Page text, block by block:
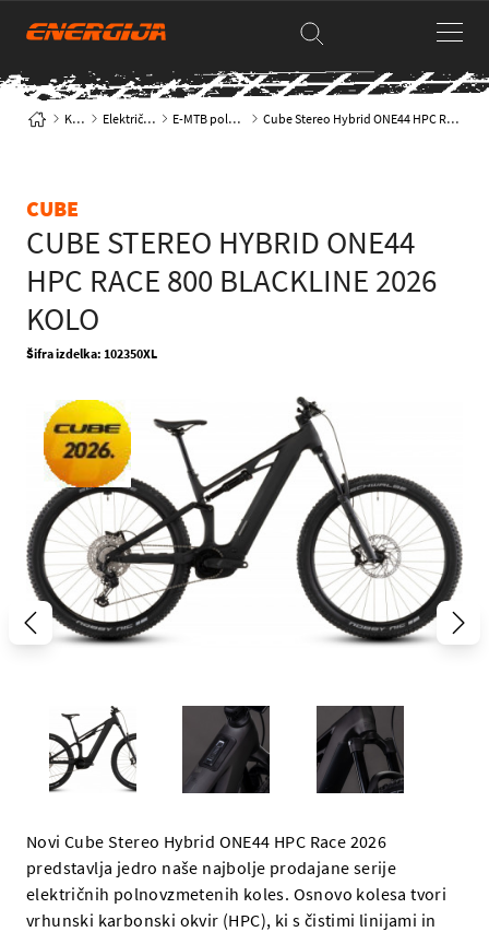
Kolesa Električna kolesa E-MTB polnovzmetena Cube Stereo Hybrid ONE44 HPC Race 800 blackline 2026 KOLO
CUBE
CUBE STEREO HYBRID ONE44
HPC RACE 800 BLACKLINE 2026
KOLO
Šifra izdelka: 102350XL
Novi Cube Stereo Hybrid ONE44 HPC Race 2026
predstavlja jedro naše najbolje prodajane serije
električnih polnovzmetenih koles. Osnovo kolesa tvori
vrhunski karbonski okvir (HPC), ki s čistimi linijami in